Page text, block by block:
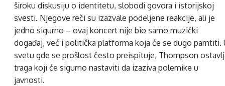
široku diskusiju o identitetu, slobodi govora i istorijskoj
svesti. Njegove reči su izazvale podeljene reakcije, ali je
jedno sigurno – ovaj koncert nije bio samo muzički
događaj, već i politička platforma koja će se dugo pamtiti.
svetu gde se prošlost često preispituje, Thompson
traga koji će sigurno nastaviti da izaziva polemike u
javnosti.